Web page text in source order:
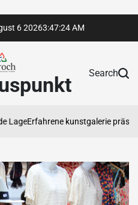
6 20263:47:25 AM
Search
Erfahrene kunstgalerie